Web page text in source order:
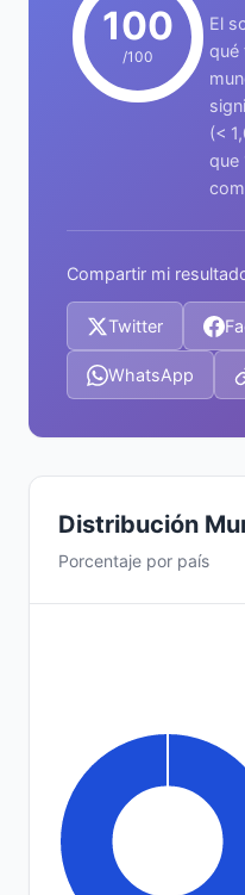
100
/100
El
qué
(<
que
Compartir mi
Twitter
WhatsApp
Distribución
Porcentaje por país